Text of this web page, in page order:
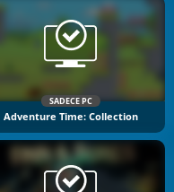
SADECE PC
Adventure Time: Collection